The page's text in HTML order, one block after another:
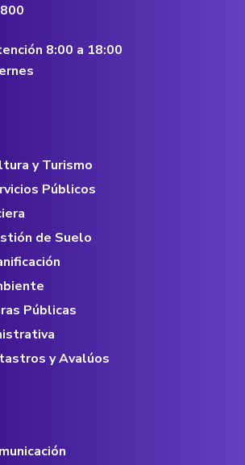
8:00 a 18:00
y Turismo
Públicos
de Suelo
Públicas
y Avalúos